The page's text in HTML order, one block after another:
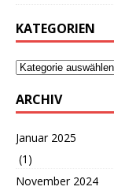
KATEGORIEN
ARCHIV
Januar 2025
(1)
November 2024